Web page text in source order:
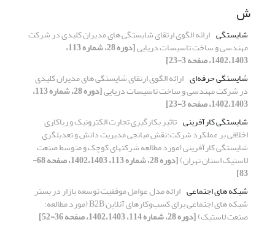
ش
شایستگی ارائه الگوی ارتقای شایستگی های مدیران کلیدی در شرکت
مهندسی و ساخت تاسیسات دریایی [دوره 28، شماره 113،
1402،1403، صفحه 3-23]
شایستگی حرفه‌ای ارائه الگوی ارتقای شایستگی های مدیران کلیدی
در شرکت مهندسی و ساخت تاسیسات دریایی [دوره 28، شماره 113،
1402،1403، صفحه 3-23]
شایستگی کارآفرینی تاثیر بکارگیری تجارت الکترونیک و ریاکاری
اخلاقی بر عملکرد شرکت:نقش میانجی مدیریت دانش و تعدیلگری
شایستگی کارآفرینی (مورد مطالعه شرکتهای کوچک و متوسط صنعت
لاستیک استان تهران) [دوره 28، شماره 113، 1402،1403، صفحه 68-
83]
شبکه های اجتماعی ارائه مدل عوامل موفقیت توسعه بازار در بستر
شبکه های اجتماعی برای کسب‌وکارهای آنلاین B2B (مورد مطالعه:
صنعت لاستیک)[دوره 28، شماره 114، 1402،1403، صفحه 36-52]